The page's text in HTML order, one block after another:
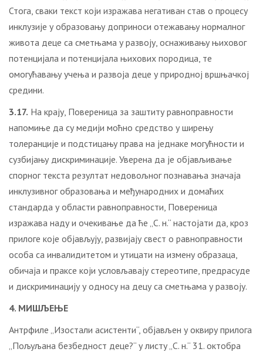
Стога, сваки текст који изражава негативан став о процесу
инклузије у образовању доприноси отежавању нормалног
животa деце са сметњама у развоју, оснаживању њиховог
потенцијала и потенцијала њихових породица, те
омогућавању учења и развоја деце у природној вршњачкој
средини.
3.17. На крају, Повереница за заштиту равноправности
напомиње да су медији моћно средство у ширењу
толеранције и подстицању права на једнаке могућности и
сузбијању дискриминације. Уверена да је објављивање
спорног текста резултат недовољног познавања значаја
инклузивног образовања и међународних и домаћих
стандарда у области равноправности, Повереница
изражава наду и очекивање да ће „С. н.“ настојати да, кроз
прилоге које објављују, развијају свест о равноправности
особа са инвалидитетом и утицати на измену образаца,
обичаја и праксе који условљавају стереотипе, предрасуде
и дискриминацију у односу на децу са сметњама у развоју.
4. МИШЉЕЊЕ
Антрфиле „Изостали асистенти“, објављен у оквиру прилога
„Пољуљана безбедност деце?“ у листу „С. н.“ 31. октобра